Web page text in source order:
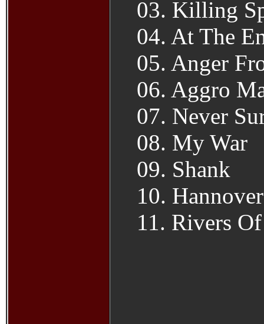
03. Killing
04. At The
05. Anger
06. Aggro
07. Never
08. My War
09. Shank
10.
11. Rivers